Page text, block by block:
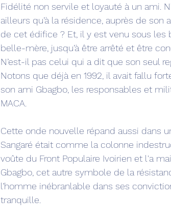
Fidélité non servile et loyauté à un ami.
ailleurs qu’à la résidence, auprès de
de cet édifice ? Et, il y est venu sous
belle-mère, jusqu’à être arrêté et être
N’est-il pas celui qui a dit que son seul
Notons que déjà en 1992, il avait fallu
son ami Gbagbo, les responsables et
MACA.
Cette onde nouvelle répand aussi dans
Sangaré était comme la colonne
voûte du Front Populaire Ivoirien et l'a
Gbagbo, cet autre symbole de la
l’homme inébranlable dans ses
tranquille.